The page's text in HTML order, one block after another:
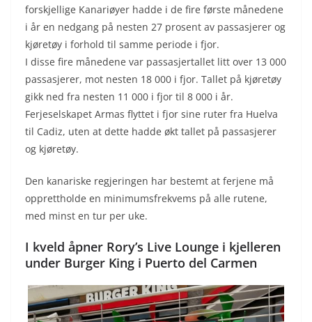
forskjellige Kanariøyer hadde i de fire første månedene
i år en nedgang på nesten 27 prosent av passasjerer og
kjøretøy i forhold til samme periode i fjor.
I disse fire månedene var passasjertallet litt over 13 000
passasjerer, mot nesten 18 000 i fjor. Tallet på kjøretøy
gikk ned fra nesten 11 000 i fjor til 8 000 i år.
Ferjeselskapet Armas flyttet i fjor sine ruter fra Huelva
til Cadiz, uten at dette hadde økt tallet på passasjerer
og kjøretøy.
Den kanariske regjeringen har bestemt at ferjene må
opprettholde en minimumsfrekvems på alle rutene,
med minst en tur per uke.
I kveld åpner Rory’s Live Lounge i kjelleren
under Burger King i Puerto del Carmen